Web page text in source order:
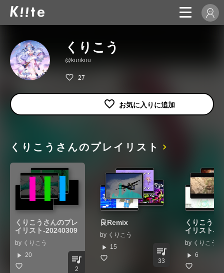
くりこう
@kurikou
27
くりこうさんのプレイリスト
くりこうさんのプレ
イリスト-20240309
by くりこう
play_arrow 20 queue_music
2
良Remix
by くりこう
play_arrow 15 queue_music
33
くりこうさ
イリスト-
by くりこう
play_arrow 6